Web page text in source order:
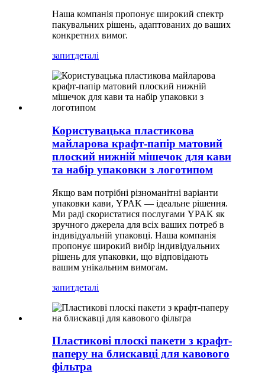
Наша компанія пропонує широкий спектр
пакувальних рішень, адаптованих до ваших
конкретних вимог.
запитдеталі
Користувацька пластикова
майларова крафт-папір матовий
плоский нижній мішечок для кави
та набір упаковки з логотипом
Якщо вам потрібні різноманітні варіанти
упаковки кави, YPAK — ідеальне рішення.
Ми раді скористатися послугами YPAK як
зручного джерела для всіх ваших потреб в
індивідуальній упаковці. Наша компанія
пропонує широкий вибір індивідуальних
рішень для упаковки, що відповідають
вашим унікальним вимогам.
запитдеталі
Пластикові плоскі пакети з крафт-
паперу на блискавці для кавового
фільтра